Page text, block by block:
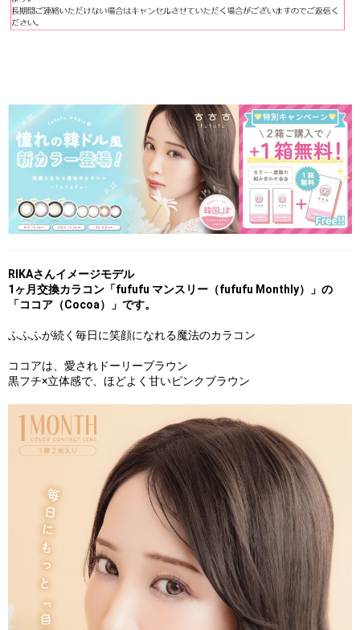
RIKAさんイメージモデル
1ヶ月交換カラコン「fufufu マンスリー（fufufu Monthly）」の
「ココア（Cocoa）」です。
ふふふが続く毎日に笑顔になれる魔法のカラコン
ココアは、愛されドーリーブラウン
黒フチ×立体感で、ほどよく甘いピンクブラウン